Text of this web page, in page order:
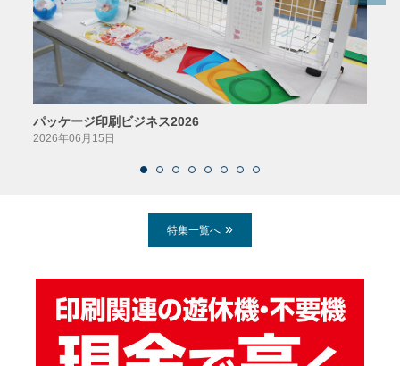
パッケージ印刷ビジネス2026
2026年06月15日
特集一覧へ